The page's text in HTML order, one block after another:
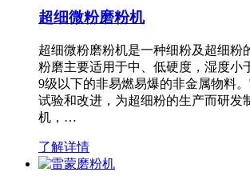
超细微粉磨粉机
超细微粉磨粉机是一种细粉及超细粉
粉磨主要适用于中、低硬度，湿度小
9级以下的非易燃易爆的非金属物料
试验和改进，为超细粉的生产而研发
机，…
了解详情